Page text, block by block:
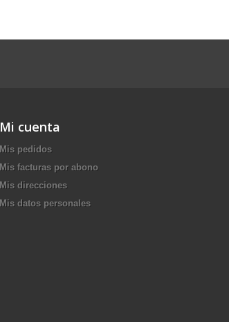
Mi cuenta
Mis pedidos
Mis facturas por abono
Mis direcciones
Mis datos personales